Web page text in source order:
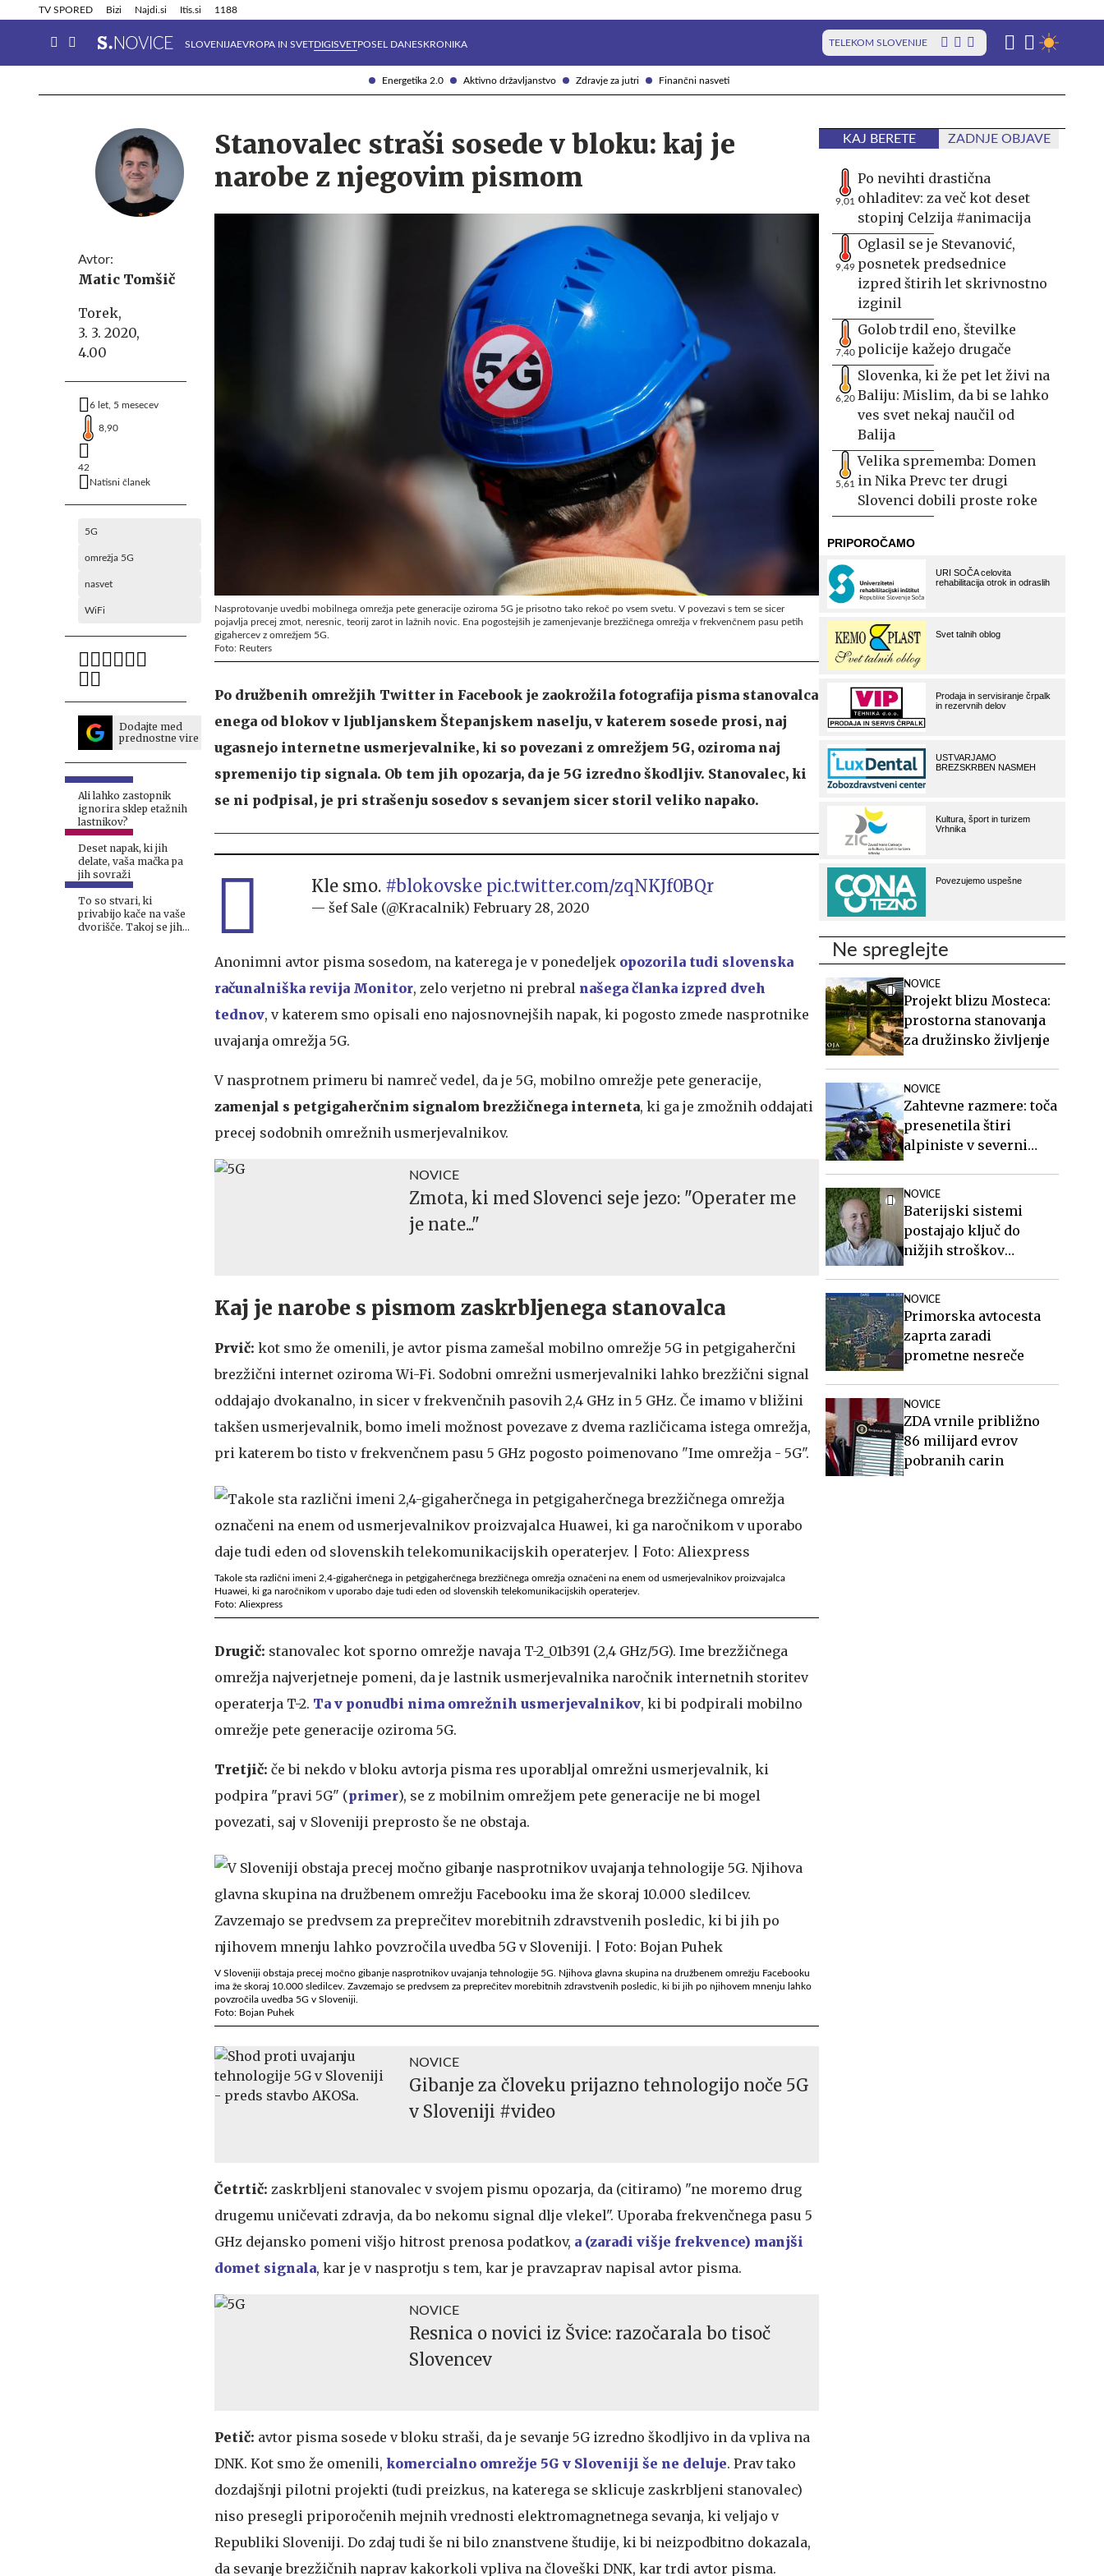
Energetika 2.0 Aktivno državljanstvo Zdravje za jutri Finančni nasveti
TV SPORED Bizi Najdi.si Itis.si 1188
SLOVENIJAEVROPA IN SVETDIGISVETPOSEL DANESKRONIKA TELEKOM SLOVENIJE
Info in obvestila Tehnik
Avtor:
Matic Tomšič
Torek,
3. 3. 2020,
4.00
6 let, 5 mesecev
8,90
42
Natisni članek
5G
omrežja 5G
nasvet
WiFi
Dodajte med
prednostne vire
Ali lahko zastopnik
ignorira sklep etažnih
lastnikov?
Deset napak, ki jih
delate, vaša mačka pa
jih sovraži
To so stvari, ki
privabijo kače na vaše
dvorišče. Takoj se jih
Stanovalec straši sosede v bloku: kaj je
narobe z njegovim pismom
Nasprotovanje uvedbi mobilnega omrežja pete generacije oziroma 5G je prisotno tako rekoč po vsem svetu. V povezavi s tem se sicer
pojavlja precej zmot, neresnic, teorij zarot in lažnih novic. Ena pogostejših je zamenjevanje brezžičnega omrežja v frekvenčnem pasu petih
gigahercev z omrežjem 5G.
Foto: Reuters
Po družbenih omrežjih Twitter in Facebook je zaokrožila fotografija pisma stanovalca
enega od blokov v ljubljanskem Štepanjskem naselju, v katerem sosede prosi, naj
ugasnejo internetne usmerjevalnike, ki so povezani z omrežjem 5G, oziroma naj
spremenijo tip signala. Ob tem jih opozarja, da je 5G izredno škodljiv. Stanovalec, ki
se ni podpisal, je pri strašenju sosedov s sevanjem sicer storil veliko napako.
Kle smo. #blokovske pic.twitter.com/zqNKJf0BQr
— šef Sale (@Kracalnik) February 28, 2020
Anonimni avtor pisma sosedom, na katerega je v ponedeljek opozorila tudi slovenska
računalniška revija Monitor, zelo verjetno ni prebral našega članka izpred dveh
tednov, v katerem smo opisali eno najosnovnejših napak, ki pogosto zmede nasprotnike
uvajanja omrežja 5G.
V nasprotnem primeru bi namreč vedel, da je 5G, mobilno omrežje pete generacije,
zamenjal s petgigaherčnim signalom brezžičnega interneta, ki ga je zmožnih oddajati
precej sodobnih omrežnih usmerjevalnikov.
NOVICE
Zmota, ki med Slovenci seje jezo: "Operater me
je nate..."
Kaj je narobe s pismom zaskrbljenega stanovalca
Prvič: kot smo že omenili, je avtor pisma zamešal mobilno omrežje 5G in petgigaherčni
brezžični internet oziroma Wi-Fi. Sodobni omrežni usmerjevalniki lahko brezžični signal
oddajajo dvokanalno, in sicer v frekvenčnih pasovih 2,4 GHz in 5 GHz. Če imamo v bližini
takšen usmerjevalnik, bomo imeli možnost povezave z dvema različicama istega omrežja,
pri katerem bo tisto v frekvenčnem pasu 5 GHz pogosto poimenovano "Ime omrežja - 5G".
Takole sta različni imeni 2,4-gigaherčnega in petgigaherčnega brezžičnega omrežja označeni na enem od usmerjevalnikov proizvajalca
Huawei, ki ga naročnikom v uporabo daje tudi eden od slovenskih telekomunikacijskih operaterjev.
Foto: Aliexpress
Drugič: stanovalec kot sporno omrežje navaja T-2_01b391 (2,4 GHz/5G). Ime brezžičnega
omrežja najverjetneje pomeni, da je lastnik usmerjevalnika naročnik internetnih storitev
operaterja T-2. Ta v ponudbi nima omrežnih usmerjevalnikov, ki bi podpirali mobilno
omrežje pete generacije oziroma 5G.
Tretjič: če bi nekdo v bloku avtorja pisma res uporabljal omrežni usmerjevalnik, ki
podpira "pravi 5G" (primer), se z mobilnim omrežjem pete generacije ne bi mogel
povezati, saj v Sloveniji preprosto še ne obstaja.
V Sloveniji obstaja precej močno gibanje nasprotnikov uvajanja tehnologije 5G. Njihova glavna skupina na družbenem omrežju Facebooku
ima že skoraj 10.000 sledilcev. Zavzemajo se predvsem za preprečitev morebitnih zdravstvenih posledic, ki bi jih po njihovem mnenju lahko
povzročila uvedba 5G v Sloveniji.
Foto: Bojan Puhek
NOVICE
Gibanje za človeku prijazno tehnologijo noče 5G
v Sloveniji #video
Četrtič: zaskrbljeni stanovalec v svojem pismu opozarja, da (citiramo) "ne moremo drug
drugemu uničevati zdravja, da bo nekomu signal dlje vlekel". Uporaba frekvenčnega pasu 5
GHz dejansko pomeni višjo hitrost prenosa podatkov, a (zaradi višje frekvence) manjši
domet signala, kar je v nasprotju s tem, kar je pravzaprav napisal avtor pisma.
NOVICE
Resnica o novici iz Švice: razočarala bo tisoč
Slovencev
Petič: avtor pisma sosede v bloku straši, da je sevanje 5G izredno škodljivo in da vpliva na
DNK. Kot smo že omenili, komercialno omrežje 5G v Sloveniji še ne deluje. Prav tako
dozdajšnji pilotni projekti (tudi preizkus, na katerega se sklicuje zaskrbljeni stanovalec)
niso presegli priporočenih mejnih vrednosti elektromagnetnega sevanja, ki veljajo v
Republiki Sloveniji. Do zdaj tudi še ni bilo znanstvene študije, ki bi neizpodbitno dokazala,
da sevanje brezžičnih naprav kakorkoli vpliva na človeški DNK, kar trdi avtor pisma.
KAJ BERETE ZADNJE OBJAVE
9,01
Po nevihti drastična
ohladitev: za več kot deset
stopinj Celzija #animacija
9,49
Oglasil se je Stevanović,
posnetek predsednice
izpred štirih let skrivnostno
izginil
7,40
Golob trdil eno, številke
policije kažejo drugače
6,20
Slovenka, ki že pet let živi na
Baliju: Mislim, da bi se lahko
ves svet nekaj naučil od
Balija
5,61
Velika sprememba: Domen
in Nika Prevc ter drugi
Slovenci dobili proste roke
Ne spreglejte
NOVICE
Projekt blizu Mosteca:
prostorna stanovanja
za družinsko življenje
NOVICE
Zahtevne razmere: toča
presenetila štiri
alpiniste v severni
NOVICE
Baterijski sistemi
postajajo ključ do
nižjih stroškov
NOVICE
Primorska avtocesta
zaprta zaradi
prometne nesreče
NOVICE
ZDA vrnile približno
86 milijard evrov
pobranih carin